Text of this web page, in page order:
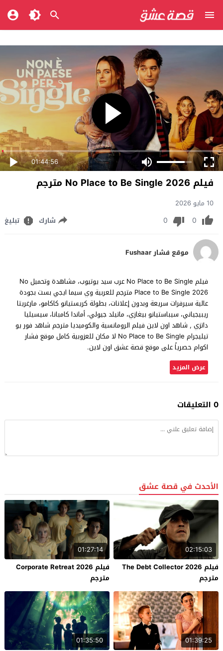
01:44:56
فيلم No Place to Be Single 2026 مترجم
10 مايو 2026
0
0 شارك تبليغ
موقع فشار Fushaar
فيلم No Place to Be Single عرب سيد يوتيوب، مشاهدة وتحميل No
Place to Be Single 2026 مترجم للعربية وي سيما ايجي بست بجودة
عالية سيرفرات سريعة وبدون إعلانات، بطولة كريستيانو كاكامو، مارغريتا
ريبيجياني، سيباستيانو بيغازي، ماتيلد جيولي، أماندا كامبانا، سيسيليا
داتزي , شاهد اون لاين فيلم الرومانسية والكوميديا مترجم شاهد فور يو
تيليجرام No Place to Be Single لا مكان للعزوبية كامل موقع فشار
اكوام حصرياً على موقع قصة عشق اون لاين.
عرض المزيد
0 التعليقات
الأحدث في قصة عشق
02:15:03
فيلم The Debt Collector 2026
مترجم
01:27:14
فيلم Corporate Retreat 2026
مترجم
01:39:25
01:35:50